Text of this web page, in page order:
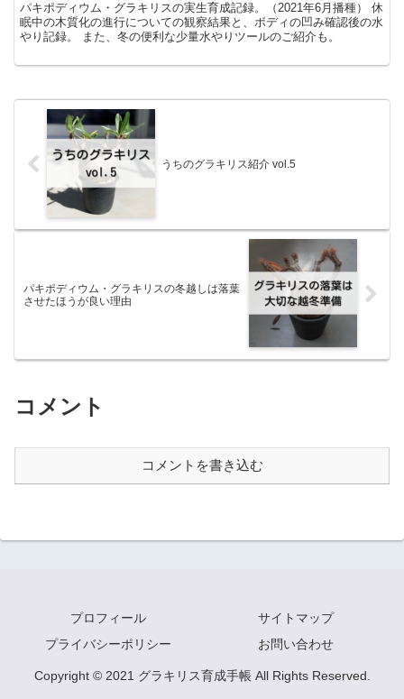
パキポディウム・グラキリスの実生育成記録。（2021年6月播種） 休
眠中の木質化の進行についての観察結果と、ボディの凹み確認後の水
やり記録。 また、冬の便利な少量水やりツールのご紹介も。
うちのグラキリス紹介 vol.5
パキポディウム・グラキリスの冬越しは落葉
させたほうが良い理由
コメント
コメントを書き込む
プロフィール
サイトマップ
プライバシーポリシー
お問い合わせ
Copyright © 2021 グラキリス育成手帳 All Rights Reserved.